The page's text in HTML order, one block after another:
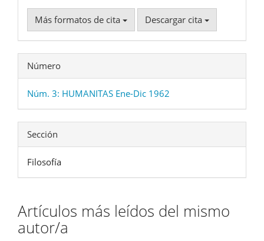
Más formatos de cita Descargar cita
Número
Núm. 3: HUMANITAS Ene-Dic 1962
Sección
Filosofía
Artículos más leídos del mismo
autor/a